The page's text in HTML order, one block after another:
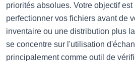
priorités absolues. Votre objectif
perfectionner vos fichiers avant de
inventaire ou une distribution plus
se concentre sur l'utilisation
principalement comme outil de